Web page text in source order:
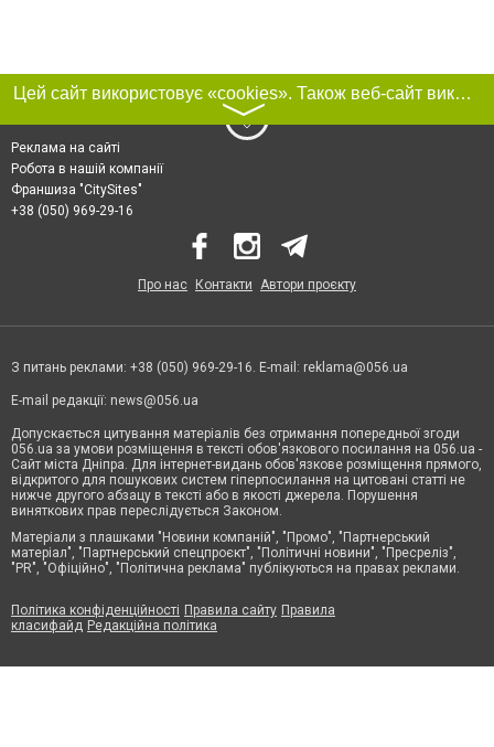
Цей сайт використовує «cookies». Також веб-сайт використовує інтернет-сервіс для збору технічних даних стосовно відвідувачів з метою отримання маркетингової та статистичної інформації. Умови обробки даних відвідувачів сайту див.
〉
Реклама на сайті
Робота в нашій компанії
Франшиза "CitySites"
+38 (050) 969-29-16
Про нас Контакти Автори проєкту
З питань реклами: +38 (050) 969-29-16. E-mail: reklama@056.ua
E-mail редакції: news@056.ua
Допускається цитування матеріалів без отримання попередньої згоди
056.ua за умови розміщення в тексті обов'язкового посилання на 056.ua -
Сайт міста Дніпра. Для інтернет-видань обов'язкове розміщення прямого,
відкритого для пошукових систем гіперпосилання на цитовані статті не
нижче другого абзацу в тексті або в якості джерела. Порушення
виняткових прав переслідується Законом.
Матеріали з плашками "Новини компаній", "Промо", "Партнерський
матеріал", "Партнерський спецпроєкт", "Політичні новини", "Пресреліз",
"PR", "Офіційно", "Політична реклама" публікуються на правах реклами.
Політика конфіденційності Правила сайту Правила
класифайд Редакційна політика